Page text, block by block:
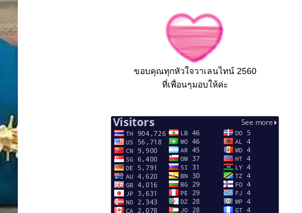
ขอบคุณทุกหัวใจวาเลนไทน์ 2560
ที่เพื่อนๆมอบให้ค่ะ